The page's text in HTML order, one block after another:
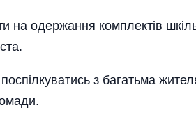
на одержання комплектів
з багатьма